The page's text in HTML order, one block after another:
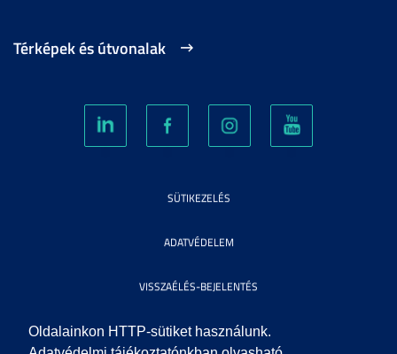
Oldalainkon HTTP-sütiket használunk.
Térképek és útvonalak
SÜTIKEZELÉS
ADATVÉDELEM
VISSZAÉLÉS-BEJELENTÉS
KÖZÉRDEKŰ ADATOK